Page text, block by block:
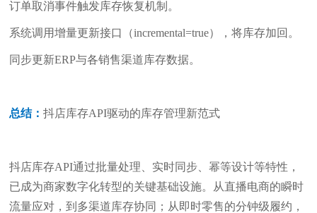
订单取消事件触发库存恢复机制。
系统调用增量更新接口（incremental=true），将库存加回。
同步更新ERP与各销售渠道库存数据。
总结：抖店库存API驱动的库存管理新范式
抖店库存API通过批量处理、实时同步、幂等设计等特性，
已成为商家数字化转型的关键基础设施。从直播电商的瞬时
流量应对，到多渠道库存协同；从即时零售的分钟级履约，